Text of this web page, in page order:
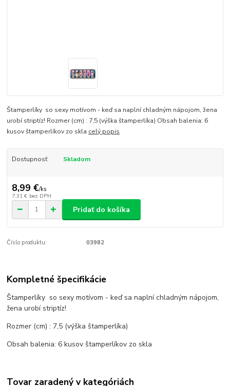
Štamperlíky so sexy motívom - keď sa naplní chladným nápojom, žena
urobí striptíz! Rozmer (cm) : 7,5 (výška štamperlíka) Obsah balenia: 6
kusov štamperlíkov zo skla celý popis
Dostupnosť Skladom
8,99 €/ks
7,31 € bez DPH
Pridať do košíka
Číslo produktu: 03982
Kompletné špecifikácie
Štamperlíky so sexy motívom - keď sa naplní chladným nápojom,
žena urobí striptíz!
Rozmer (cm) : 7,5 (výška štamperlíka)
Obsah balenia: 6 kusov štamperlíkov zo skla
Tovar zaradený v kategóriách